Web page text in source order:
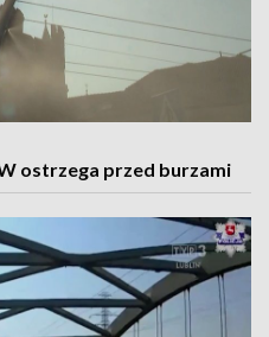
ostrzega przed burzami